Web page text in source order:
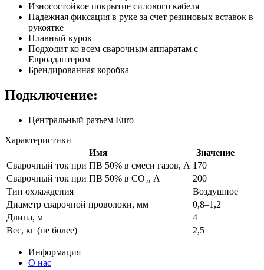
Износостойкое покрытие силового кабеля
Надежная фиксация в руке за счет резиновых вставок в
рукоятке
Плавный курок
Подходит ко всем сварочным аппаратам с
Евроадаптером
Брендированная коробка
Подключение:
Центральный разъем Euro
Характеристики
Имя
Значение
Сварочный ток при ПВ 50% в смеси газов, А 170
Сварочный ток при ПВ 50% в CO₂, А
200
Тип охлаждения
Воздушное
Диаметр сварочной проволоки, мм
0,8–1,2
Длина, м
4
Вес, кг (не более)
2,5
Информация
О нас